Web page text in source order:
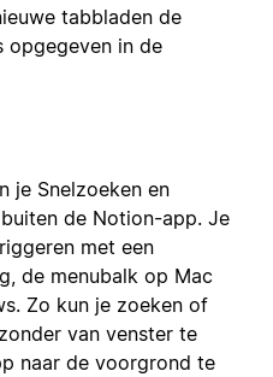
tabbladen de
opgegeven in de
je Snelzoeken en
de Notion-app. Je
met een
de menubalk op Mac
Zo kun je zoeken of
van venster te
naar de voorgrond te